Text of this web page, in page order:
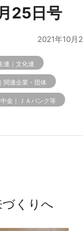
25日号
2021年10月
連｜文化連
関連企業・団体
金｜ＪＡバンク等
くりへ